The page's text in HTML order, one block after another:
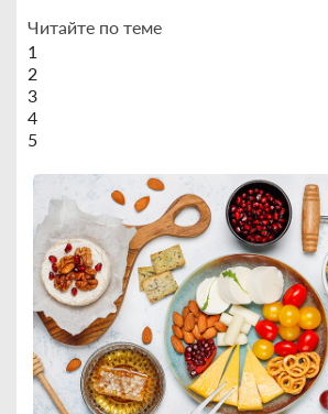
Читайте по теме
1
2
3
4
5